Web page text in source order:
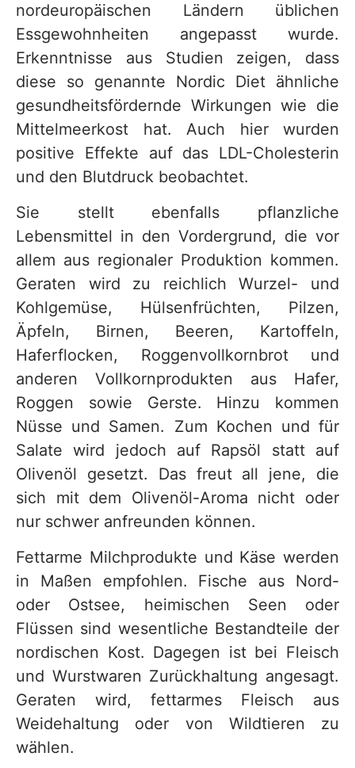
nordeuropäischen Ländern üblichen
Essgewohnheiten angepasst wurde.
Erkenntnisse aus Studien zeigen, dass
diese so genannte Nordic Diet ähnliche
gesundheitsfördernde Wirkungen wie die
Mittelmeerkost hat. Auch hier wurden
positive Effekte auf das LDL-Cholesterin
und den Blutdruck beobachtet.
Sie stellt ebenfalls pflanzliche
Lebensmittel in den Vordergrund, die vor
allem aus regionaler Produktion kommen.
Geraten wird zu reichlich Wurzel- und
Kohlgemüse, Hülsenfrüchten, Pilzen,
Äpfeln, Birnen, Beeren, Kartoffeln,
Haferflocken, Roggenvollkornbrot und
anderen Vollkornprodukten aus Hafer,
Roggen sowie Gerste. Hinzu kommen
Nüsse und Samen. Zum Kochen und für
Salate wird jedoch auf Rapsöl statt auf
Olivenöl gesetzt. Das freut all jene, die
sich mit dem Olivenöl-Aroma nicht oder
nur schwer anfreunden können.
Fettarme Milchprodukte und Käse werden
in Maßen empfohlen. Fische aus Nord-
oder Ostsee, heimischen Seen oder
Flüssen sind wesentliche Bestandteile der
nordischen Kost. Dagegen ist bei Fleisch
und Wurstwaren Zurückhaltung angesagt.
Geraten wird, fettarmes Fleisch aus
Weidehaltung oder von Wildtieren zu
wählen.